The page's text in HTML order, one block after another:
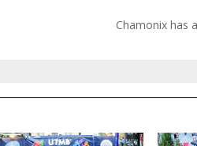
Chamonix has